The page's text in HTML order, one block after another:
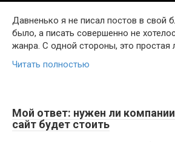
Давненько я не писал постов в свой
было, а писать совершенно не
жанра. С одной стороны, это простая
Читать полностью
Мой ответ: нужен ли
сайт будет стоить